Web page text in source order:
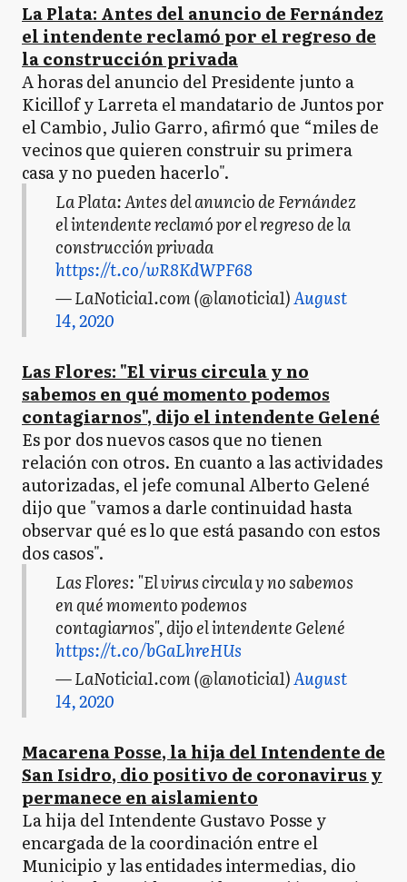
La Plata: Antes del anuncio de Fernández
el intendente reclamó por el regreso de
la construcción privada
A horas del anuncio del Presidente junto a
Kicillof y Larreta el mandatario de Juntos por
el Cambio, Julio Garro, afirmó que “miles de
vecinos que quieren construir su primera
casa y no pueden hacerlo".
La Plata: Antes del anuncio de Fernández
el intendente reclamó por el regreso de la
construcción privada
https://t.co/wR8KdWPF68
— LaNoticia1.com (@lanoticia1)August
14, 2020
Las Flores: "El virus circula y no
sabemos en qué momento podemos
contagiarnos", dijo el intendente Gelené
Es por dos nuevos casos que no tienen
relación con otros. En cuanto a las actividades
autorizadas, el jefe comunal Alberto Gelené
dijo que "vamos a darle continuidad hasta
observar qué es lo que está pasando con estos
dos casos".
Las Flores: "El virus circula y no sabemos
en qué momento podemos
contagiarnos", dijo el intendente Gelené
https://t.co/bGaLhreHUs
— LaNoticia1.com (@lanoticia1)August
14, 2020
Macarena Posse, la hija del Intendente de
San Isidro, dio positivo de coronavirus y
permanece en aislamiento
La hija del Intendente Gustavo Posse y
encargada de la coordinación entre el
Municipio y las entidades intermedias, dio